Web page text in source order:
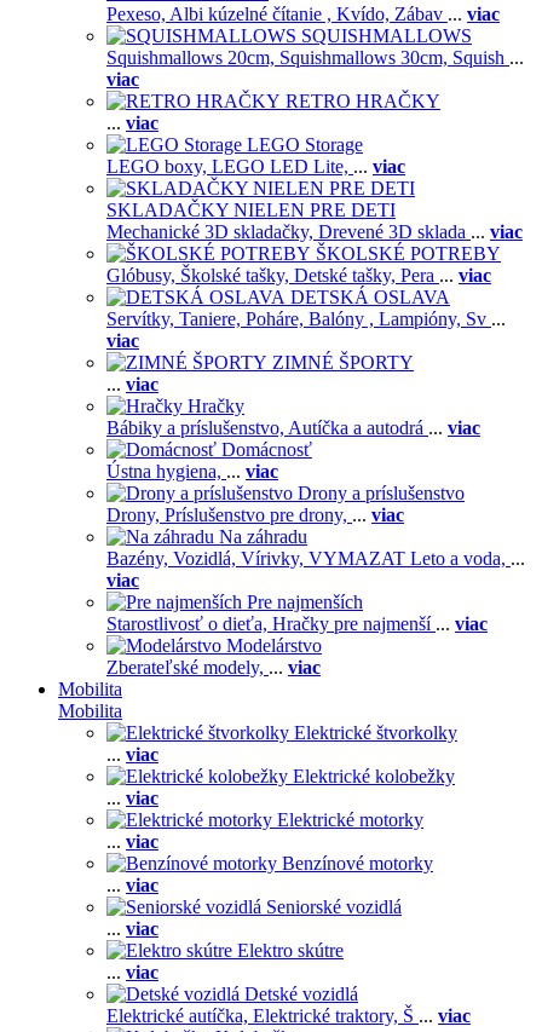
Pexeso, Albi kúzelné čítanie , Kvído, Zábav ... viac
SQUISHMALLOWS
Squishmallows 20cm, Squishmallows 30cm, Squish ...
viac
RETRO HRAČKY
... viac
LEGO Storage
LEGO boxy, LEGO LED Lite, ... viac
SKLADAČKY NIELEN PRE DETI
Mechanické 3D skladačky, Drevené 3D sklada ... viac
ŠKOLSKÉ POTREBY
Glóbusy, Školské tašky, Detské tašky, Pera ... viac
DETSKÁ OSLAVA
Servítky, Taniere, Poháre, Balóny , Lampióny, Sv ...
viac
ZIMNÉ ŠPORTY
... viac
Hračky
Bábiky a príslušenstvo, Autíčka a autodrá ... viac
Domácnosť
Ústna hygiena, ... viac
Drony a príslušenstvo
Drony, Príslušenstvo pre drony, ... viac
Na záhradu
Bazény, Vozidlá, Vírivky, VYMAZAT Leto a voda, ...
viac
Pre najmenších
Starostlivosť o dieťa, Hračky pre najmenší ... viac
Modelárstvo
Zberateľské modely, ... viac
Mobilita
Mobilita
Elektrické štvorkolky
... viac
Elektrické kolobežky
... viac
Elektrické motorky
... viac
Benzínové motorky
... viac
Seniorské vozidlá
... viac
Elektro skútre
... viac
Detské vozidlá
Elektrické autíčka, Elektrické traktory, Š ... viac